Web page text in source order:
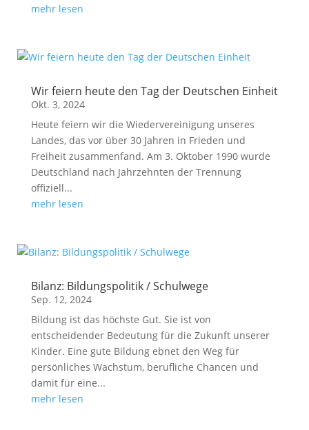
mehr lesen
Wir feiern heute den Tag der Deutschen Einheit
Okt. 3, 2024
Heute feiern wir die Wiedervereinigung unseres
Landes, das vor über 30 Jahren in Frieden und
Freiheit zusammenfand. Am 3. Oktober 1990 wurde
Deutschland nach Jahrzehnten der Trennung
offiziell...
mehr lesen
Bilanz: Bildungspolitik / Schulwege
Sep. 12, 2024
Bildung ist das höchste Gut. Sie ist von
entscheidender Bedeutung für die Zukunft unserer
Kinder. Eine gute Bildung ebnet den Weg für
persönliches Wachstum, berufliche Chancen und
damit für eine...
mehr lesen